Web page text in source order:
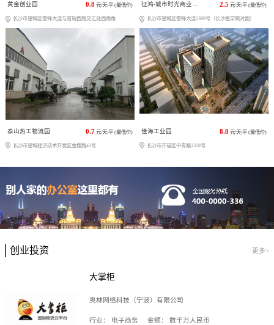
黄金创业园 0.8 元/天/平 (最低价)
长沙市望城区雷锋大道与普瑞西路交汇处西南角
征鸿-城市时光商业广场 2.5 元/天/平 (最低价)
长沙市望城区雷锋大道1389号（长沙医学院对面）
泰山热工物流园 0.7 元/天/平 (最低价)
长沙市望城经济技术开发区金穗路43号
佳海工业园 8.8 元/天/平 (最低价)
长沙市开福区中青路1318号
创业投资 更多>
大掌柜
奥林网络科技（宁波）有限公司
行业： 电子商务 金额： 数千万人民币